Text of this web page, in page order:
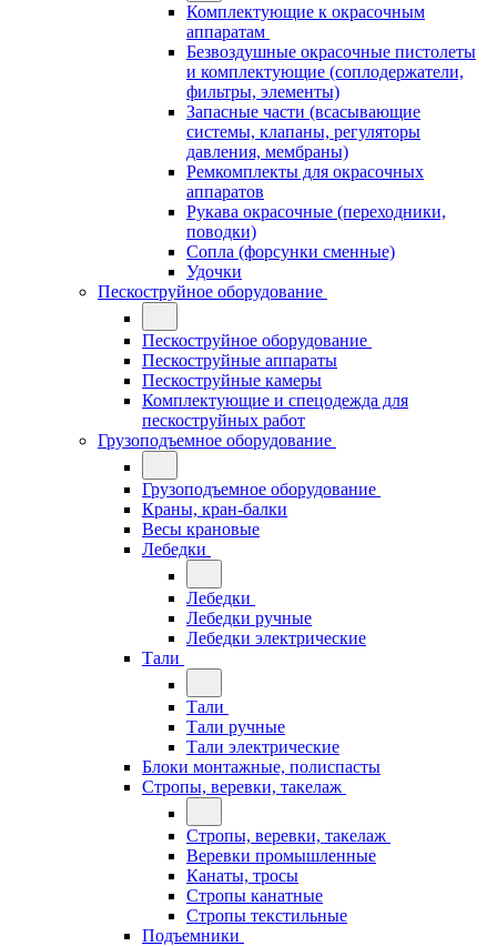
Комплектующие к окрасочным
аппаратам
Безвоздушные окрасочные пистолеты
и комплектующие (соплодержатели,
фильтры, элементы)
Запасные части (всасывающие
системы, клапаны, регуляторы
давления, мембраны)
Ремкомплекты для окрасочных
аппаратов
Рукава окрасочные (переходники,
поводки)
Сопла (форсунки сменные)
Удочки
Пескоструйное оборудование
Пескоструйное оборудование
Пескоструйные аппараты
Пескоструйные камеры
Комплектующие и спецодежда для
пескоструйных работ
Грузоподъемное оборудование
Грузоподъемное оборудование
Краны, кран-балки
Весы крановые
Лебедки
Лебедки
Лебедки ручные
Лебедки электрические
Тали
Тали
Тали ручные
Тали электрические
Блоки монтажные, полиспасты
Стропы, веревки, такелаж
Стропы, веревки, такелаж
Веревки промышленные
Канаты, тросы
Стропы канатные
Стропы текстильные
Подъемники